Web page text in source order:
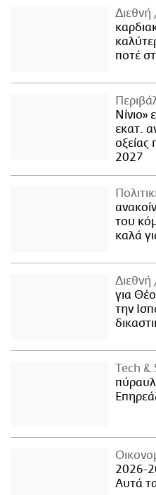
Διεθνή
ποτέ
Νίνιο»
εκατ.
οξείας
2027
του
καλά
Διεθνή
για
την
Τech &
2026-
Αυτά